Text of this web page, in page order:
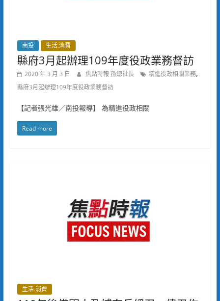
南投 生活.消費
縣府3月起辦理109年度役政業務督訪
2020 年 3 月 3 日 焦點時報 孫總社長 精進役政相關業務,
縣府3月起辦理109年度役政業務督訪
【記者張光雄／南投報導】 為精進役政相關
Read more
生活.消費